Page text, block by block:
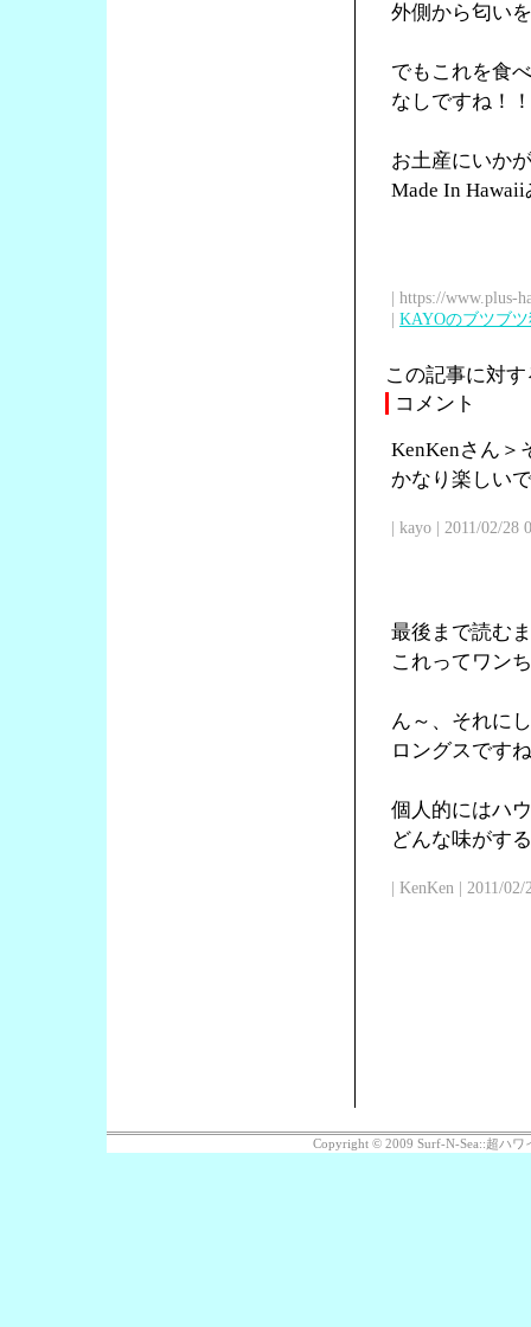
外側から匂い
でもこれを食
なしですね！
お土産にいか
Made In
| https://www.plus-
| KAYOのブツブ
この記事に対
コメント
KenKenさん＞
かなり楽しい
| kayo | 2011/02/28
最後まで読む
これってワン
ん～、それに
ロングスです
個人的にはハ
どんな味がす
| KenKen | 2011/
Copyright © 2009 Surf-N-Sea::超ハワ